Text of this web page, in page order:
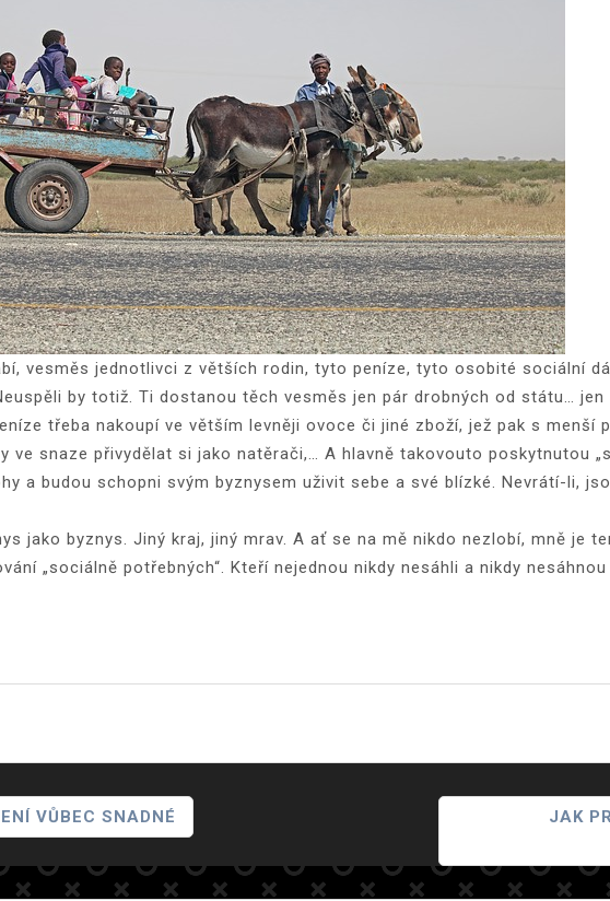
vesměs jednotlivci z větších rodin, tyto peníze, tyto osobité sociální
by totiž. Ti dostanou těch vesměs jen pár drobných od státu…
třeba nakoupí ve větším levněji ovoce či jiné zboží, jež pak s menší
ve snaze přivydělat si jako natěrači,… A hlavně takovouto poskytnutou
a budou schopni svým byznysem uživit sebe a své blízké. Nevrátí-li,
jako byznys. Jiný kraj, jiný mrav. A ať se na mě nikdo nezlobí, mně je
„sociálně potřebných“. Kteří nejednou nikdy nesáhli a nikdy
VŮBEC SNADNÉ
JAK